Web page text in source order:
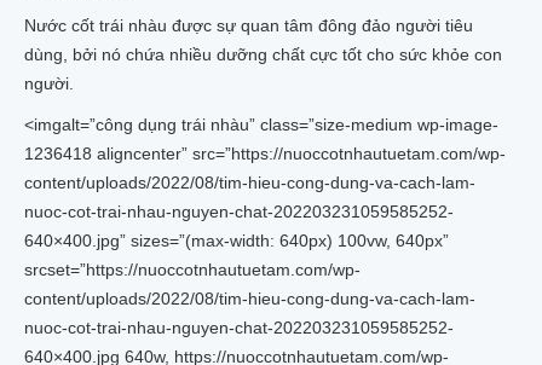
Nước cốt trái nhàu được sự quan tâm đông đảo người tiêu
dùng, bởi nó chứa nhiều dưỡng chất cực tốt cho sức khỏe con
người.
<imgalt=”công dụng trái nhàu” class=”size-medium wp-image-
1236418 aligncenter” src=”https://nuoccotnhautuetam.com/wp-
content/uploads/2022/08/tim-hieu-cong-dung-va-cach-lam-
nuoc-cot-trai-nhau-nguyen-chat-202203231059585252-
640×400.jpg” sizes=”(max-width: 640px) 100vw, 640px”
srcset=”https://nuoccotnhautuetam.com/wp-
content/uploads/2022/08/tim-hieu-cong-dung-va-cach-lam-
nuoc-cot-trai-nhau-nguyen-chat-202203231059585252-
640×400.jpg 640w, https://nuoccotnhautuetam.com/wp-